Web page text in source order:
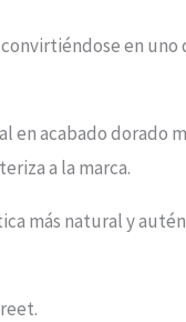
en uno
en acabado dorado
a la marca.
más natural y